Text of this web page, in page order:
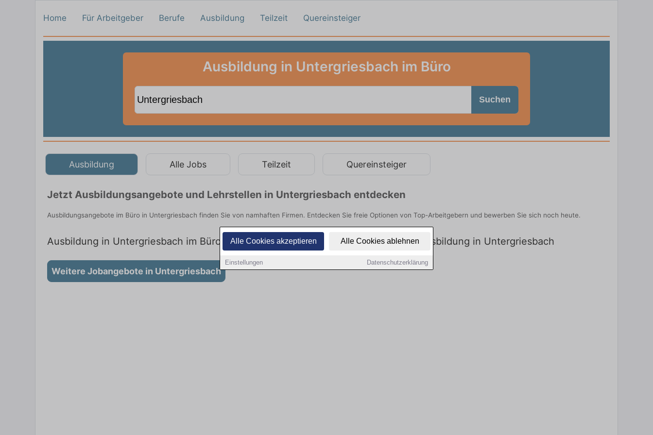
Alle Cookies akzeptieren Alle Cookies ablehnen
Einstellungen Datenschutzerklärung
Home Für Arbeitgeber Berufe Ausbildung Teilzeit Quereinsteiger
Ausbildung in Untergriesbach im Büro
Suchen
Ausbildung Alle Jobs Teilzeit Quereinsteiger
Jetzt Ausbildungsangebote und Lehrstellen in Untergriesbach entdecken
Ausbildungsangebote im Büro in Untergriesbach finden Sie von namhaften Firmen. Entdecken Sie freie Optionen von Top-Arbeitgebern und bewerben Sie sich noch heute.
Ausbildung in Untergriesbach im Büro: Aktuell gibt es keine Stellenangebote für Ausbildung in Untergriesbach
Weitere Jobangebote in Untergriesbach